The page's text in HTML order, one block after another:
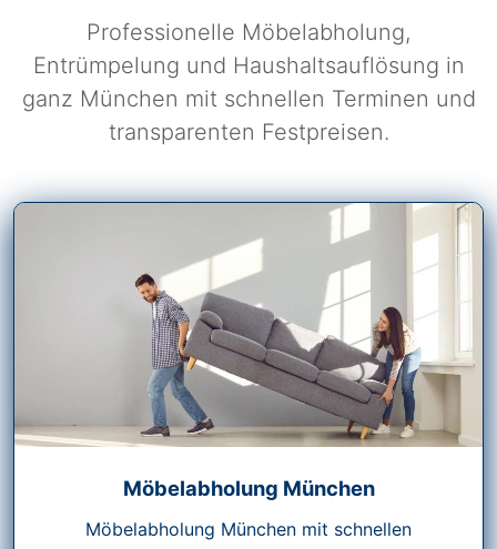
Professionelle Möbelabholung,
Entrümpelung und Haushaltsauflösung in
ganz München mit schnellen Terminen und
transparenten Festpreisen.
Möbelabholung München
Möbelabholung München mit schnellen